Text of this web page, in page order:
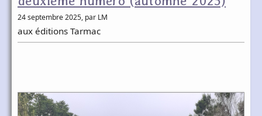
24 septembre 2025, par LM
aux éditions Tarmac